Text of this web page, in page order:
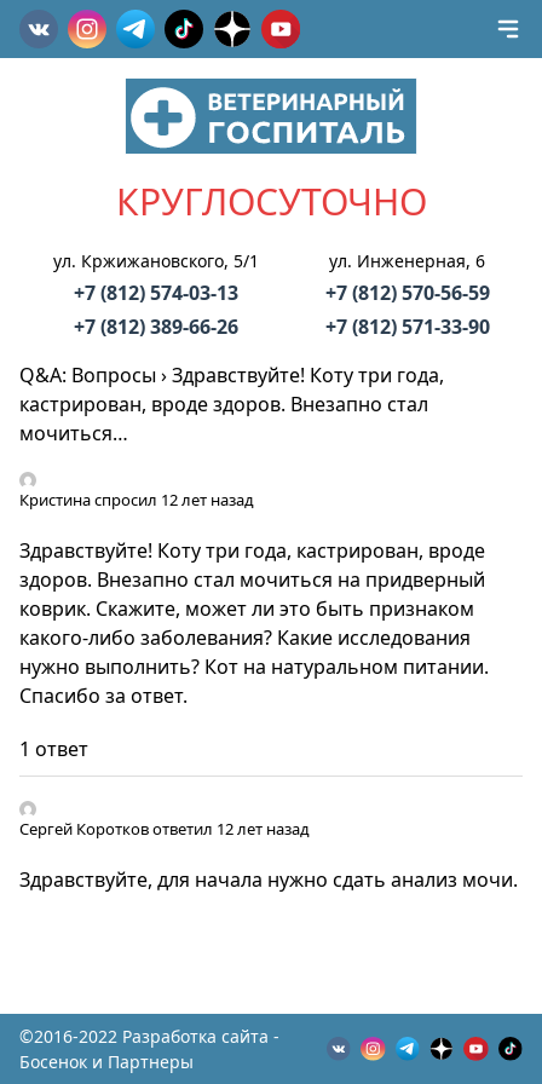
КРУГЛОСУТОЧНО
ул. Кржижановского, 5/1
+7 (812) 574-03-13
+7 (812) 389-66-26
ул. Инженерная, 6
+7 (812) 570-56-59
+7 (812) 571-33-90
Q&A: Вопросы›Здравствуйте! Коту три года,
кастрирован, вроде здоров. Внезапно стал
мочиться…
Кристинаспросил 12 лет назад
Здравствуйте! Коту три года, кастрирован, вроде
здоров. Внезапно стал мочиться на придверный
коврик. Скажите, может ли это быть признаком
какого-либо заболевания? Какие исследования
нужно выполнить? Кот на натуральном питании.
Спасибо за ответ.
1 ответ
Сергей Коротковответил 12 лет назад
Здравствуйте, для начала нужно сдать анализ мочи.
©2016-2022 Разработка сайта -
Босенок и Партнеры